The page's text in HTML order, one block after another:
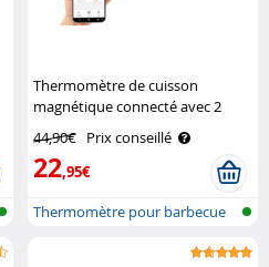
Thermomètre de cuisson
magnétique connecté avec 2
sondes Rosenstein & Söhne
44,90€ Prix conseillé
22,95€
Thermomètre pour barbecue